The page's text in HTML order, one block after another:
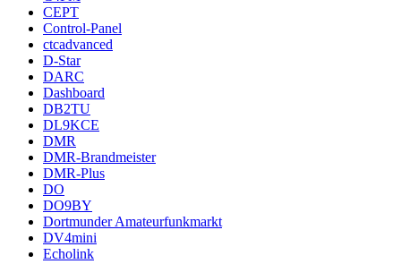
CEPT
Control-Panel
ctcadvanced
D-Star
DARC
Dashboard
DB2TU
DL9KCE
DMR
DMR-Brandmeister
DMR-Plus
DO
DO9BY
Dortmunder Amateurfunkmarkt
DV4mini
Echolink